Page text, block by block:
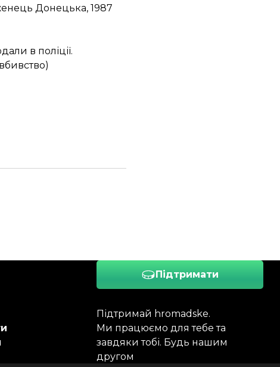
Донецька, 1987
в поліції.
Підтримати
Підтримай hromadske.
Ми працюємо для тебе та
завдяки тобі. Будь нашим
другом